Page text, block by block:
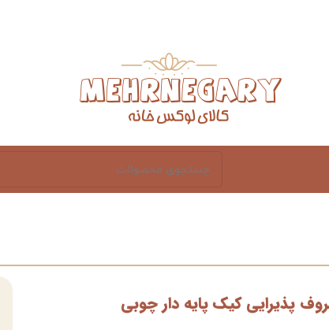
پذیرایی کیک پایه دار چوبی